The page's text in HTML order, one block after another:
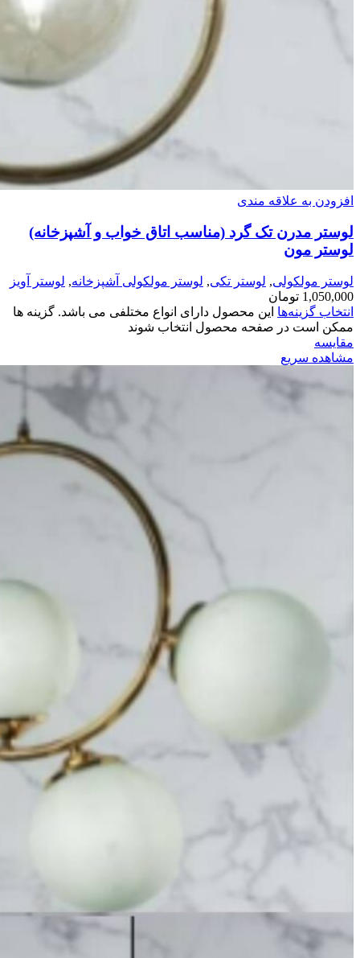
افزودن به علاقه مندی
لوستر مدرن تک گرد (مناسب اتاق خواب و آشپزخانه)
لوستر مون
لوستر مولکولی, لوستر تکی, لوستر مولکولی آشپزخانه, لوستر آویز
1,050,000 تومان
انتخاب گزینه‌ها این محصول دارای انواع مختلفی می باشد. گزینه ها
ممکن است در صفحه محصول انتخاب شوند
مقایسه
مشاهده سریع